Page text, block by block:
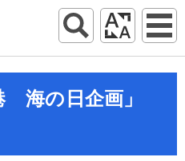
海の日企画」